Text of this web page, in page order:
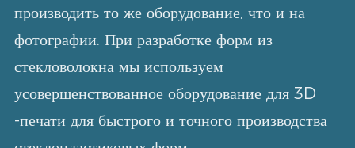
производить то же оборудование, что и на
фотографии. При разработке форм из
стекловолокна мы используем
усовершенствованное оборудование для 3D
-печати для быстрого и точного производства